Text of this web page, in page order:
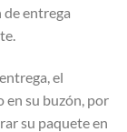
de entrega
el
su buzón, por
su paquete en